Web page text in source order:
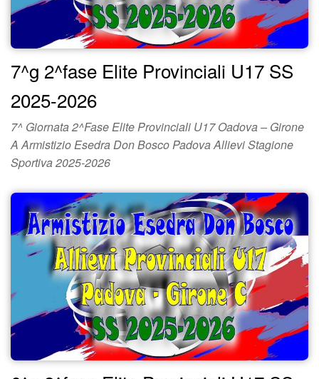
7^g 2^fase Elite Provinciali U17 SS
2025-2026
7^ Giornata 2^Fase Elite Provinciali U17 Oadova – Girone
A Armistizio Esedra Don Bosco Padova Allievi Stagione
Sportiva 2025-2026